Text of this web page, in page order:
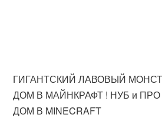
ГИГАНТСКИЙ ЛАВОВЫЙ
ДОМ В МАЙНКРАФТ ! НУБ и
ДОМ В MINECRAFT